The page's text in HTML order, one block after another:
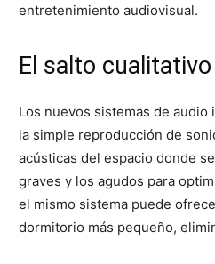
entretenimiento audiovisual.
El salto
Los nuevos sistemas de
la simple reproducción de
acústicas del espacio donde
graves y los agudos para
el mismo sistema puede
dormitorio más pequeño,